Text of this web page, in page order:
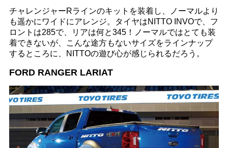
チャレンジャーRラインのキットを装着し、ノーマルより
も遥かにワイドにアレンジ。タイヤはNITTO INVOで、フ
ロントは285で、リアは何と345！ノーマルではとても装
着できないが、こんな途方もないサイズをラインナップ
するところに、NITTOの遊び心が感じられるだろう。
FORD RANGER LARIAT